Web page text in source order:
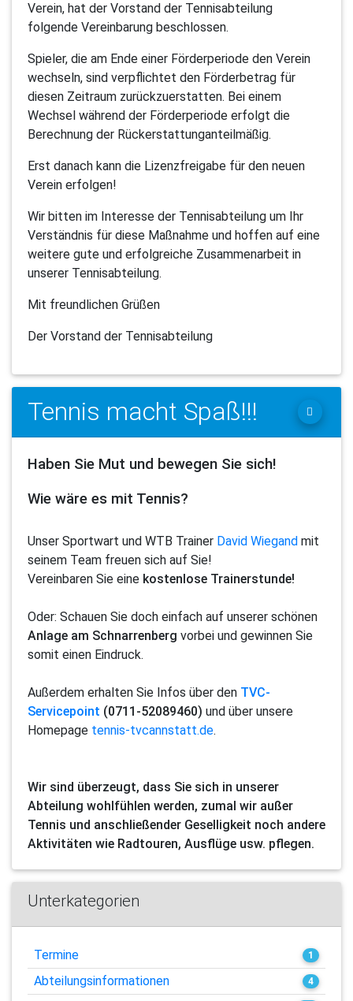
Verein, hat der Vorstand der Tennisabteilung
folgende Vereinbarung beschlossen.
Spieler, die am Ende einer Förderperiode den Verein
wechseln, sind verpflichtet den Förderbetrag für
diesen Zeitraum zurückzuerstatten. Bei einem
Wechsel während der Förderperiode erfolgt die
Berechnung der Rückerstattunganteilmäßig.
Erst danach kann die Lizenzfreigabe für den neuen
Verein erfolgen!
Wir bitten im Interesse der Tennisabteilung um Ihr
Verständnis für diese Maßnahme und hoffen auf eine
weitere gute und erfolgreiche Zusammenarbeit in
unserer Tennisabteilung.
Mit freundlichen Grüßen
Der Vorstand der Tennisabteilung
Tennis macht Spaß!!!
Haben Sie Mut und bewegen Sie sich!
Wie wäre es mit Tennis?
Unser Sportwart und WTB Trainer David Wiegand mit
seinem Team freuen sich auf Sie!
Vereinbaren Sie eine kostenlose Trainerstunde!
Oder: Schauen Sie doch einfach auf unserer schönen
Anlage am Schnarrenberg vorbei und gewinnen Sie
somit einen Eindruck.
Außerdem erhalten Sie Infos über den TVC-
Servicepoint (0711-52089460) und über unsere
Homepage tennis-tvcannstatt.de.
Wir sind überzeugt, dass Sie sich in unserer
Abteilung wohlfühlen werden, zumal wir außer
Tennis und anschließender Geselligkeit noch andere
Aktivitäten wie Radtouren, Ausflüge usw. pflegen.
Unterkategorien
Termine 1
Abteilungsinformationen 4